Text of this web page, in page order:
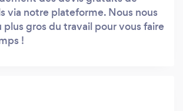
via notre plateforme. Nous nous
gros du travail pour vous faire
!